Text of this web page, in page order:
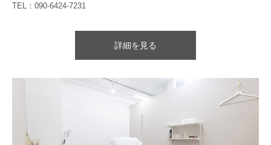
TEL：090-6424-7231
詳細を見る